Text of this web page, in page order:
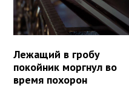
Лежащий в гробу
покойник моргнул во
время похорон